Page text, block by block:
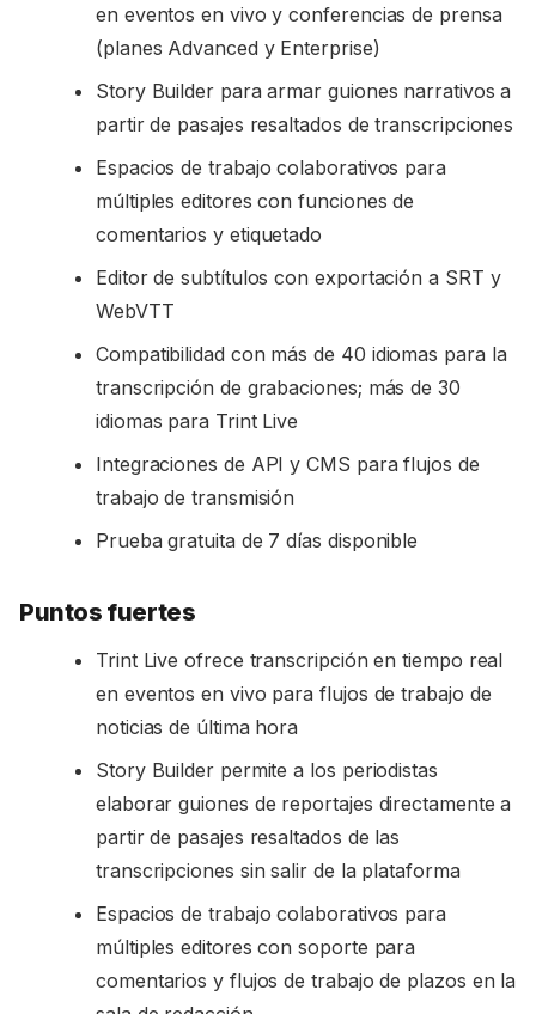
en eventos en vivo y conferencias de prensa
(planes Advanced y Enterprise)
Story Builder para armar guiones narrativos a
partir de pasajes resaltados de transcripciones
Espacios de trabajo colaborativos para
múltiples editores con funciones de
comentarios y etiquetado
Editor de subtítulos con exportación a SRT y
WebVTT
Compatibilidad con más de 40 idiomas para la
transcripción de grabaciones; más de 30
idiomas para Trint Live
Integraciones de API y CMS para flujos de
trabajo de transmisión
Prueba gratuita de 7 días disponible
Puntos fuertes
Trint Live ofrece transcripción en tiempo real
en eventos en vivo para flujos de trabajo de
noticias de última hora
Story Builder permite a los periodistas
elaborar guiones de reportajes directamente a
partir de pasajes resaltados de las
transcripciones sin salir de la plataforma
Espacios de trabajo colaborativos para
múltiples editores con soporte para
comentarios y flujos de trabajo de plazos en la